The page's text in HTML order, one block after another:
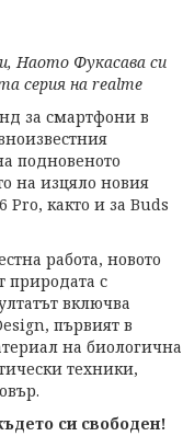
Наото Фукасава си
серия на realme
за смартфони в
подновеното
на изцяло новия
както и за Buds
работа, новото
природата с
включва
първият в
на биологична
техники,
си свободен!